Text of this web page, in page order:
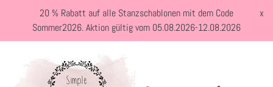
Inhalt
20 % Rabatt auf alle Stanzschablonen mit dem Code
Sommer2026. Aktion gültig vom 05.08.2026-12.08.2026
x